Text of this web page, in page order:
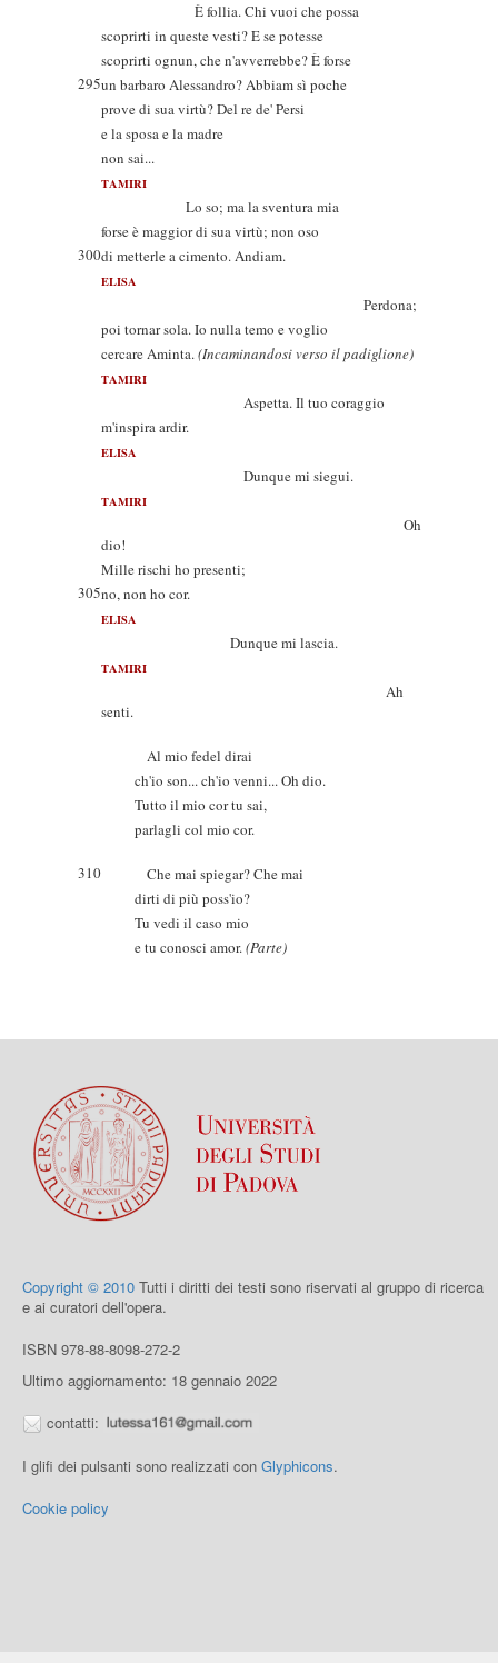
È follia. Chi vuoi che possa
scoprirti in queste vesti? E se potesse
scoprirti ognun, che n'avverrebbe? È forse
295un barbaro Alessandro? Abbiam sì poche
prove di sua virtù? Del re de' Persi
e la sposa e la madre
non sai...
TAMIRI
Lo so; ma la sventura mia
forse è maggior di sua virtù; non oso
300di metterle a cimento. Andiam.
ELISA
Perdona;
poi tornar sola. Io nulla temo e voglio
cercare Aminta.(Incaminandosi verso il padiglione)
TAMIRI
Aspetta. Il tuo coraggio
m'inspira ardir.
ELISA
Dunque mi siegui.
TAMIRI
Oh
dio!
Mille rischi ho presenti;
305no, non ho cor.
ELISA
Dunque mi lascia.
TAMIRI
Ah
senti.
Al mio fedel dirai
ch'io son... ch'io venni... Oh dio.
Tutto il mio cor tu sai,
parlagli col mio cor.
310
Che mai spiegar? Che mai
dirti di più poss'io?
Tu vedi il caso mio
e tu conosci amor.(Parte)
Copyright © 2010 Tutti i diritti dei testi sono riservati al gruppo di ricerca
e ai curatori dell'opera.
ISBN 978-88-8098-272-2
Ultimo aggiornamento: 18 gennaio 2022
contatti:
I glifi dei pulsanti sono realizzati con Glyphicons.
Cookie policy